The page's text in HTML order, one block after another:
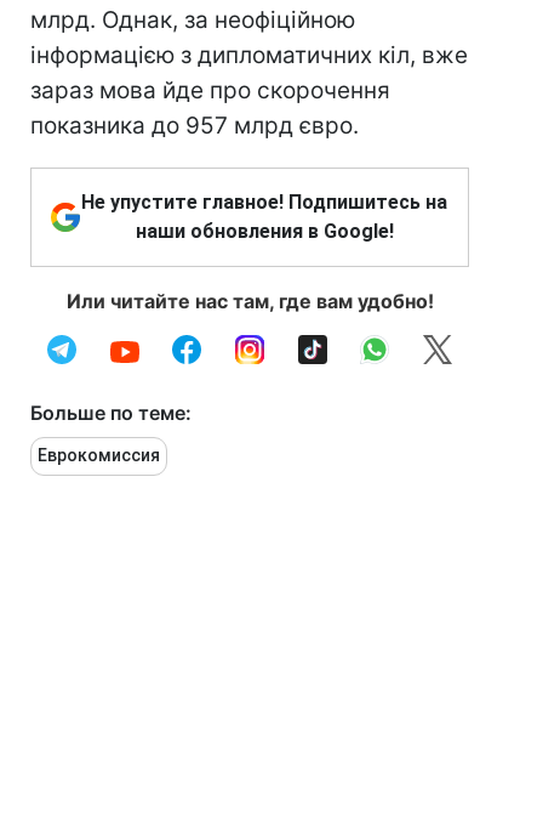
млрд. Однак, за неофіційною
інформацією з дипломатичних кіл, вже
зараз мова йде про скорочення
показника до 957 млрд євро.
Не упустите главное! Подпишитесь на
наши обновления в Google!
Или читайте нас там, где вам удобно!
Больше по теме:
Еврокомиссия